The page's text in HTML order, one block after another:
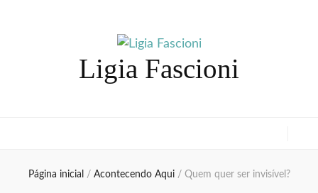
Ligia Fascioni
Página inicial / Acontecendo Aqui / Quem quer ser invisível?